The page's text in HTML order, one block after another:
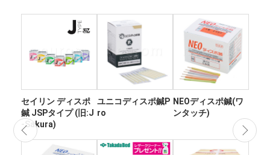
セイリン ディスポ
鍼 JSPタイプ (旧:J
-Sakura)
ユニコディスポ鍼P
ro
NEOディスポ鍼(ワ
ンタッチ)